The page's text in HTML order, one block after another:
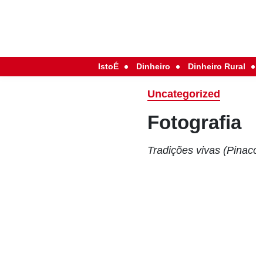
IstoÉ Dinheiro Dinheiro Rural
Uncategorized
Fotografia
Tradições vivas